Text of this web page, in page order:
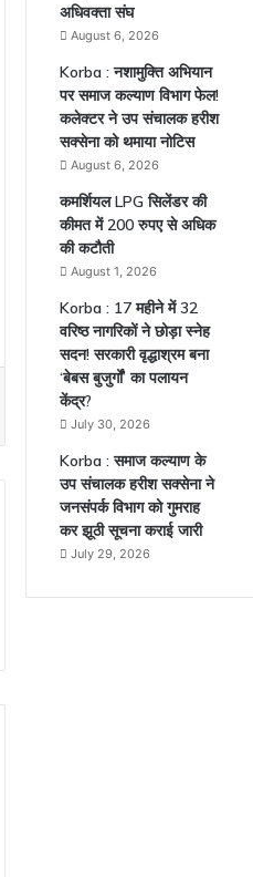
अधिवक्ता संघ
August 6, 2026
Korba : नशामुक्ति अभियान
पर समाज कल्याण विभाग फेल!
कलेक्टर ने उप संचालक हरीश
सक्सेना को थमाया नोटिस
August 6, 2026
कमर्शियल LPG सिलेंडर की
कीमत में 200 रुपए से अधिक
की कटौती
August 1, 2026
Korba : 17 महीने में 32
वरिष्ठ नागरिकों ने छोड़ा स्नेह
सदन! सरकारी वृद्धाश्रम बना
‘बेबस बुजुर्गों’ का पलायन
केंद्र?
July 30, 2026
Korba : समाज कल्याण के
उप संचालक हरीश सक्सेना ने
जनसंपर्क विभाग को गुमराह
कर झूठी सूचना कराई जारी
July 29, 2026